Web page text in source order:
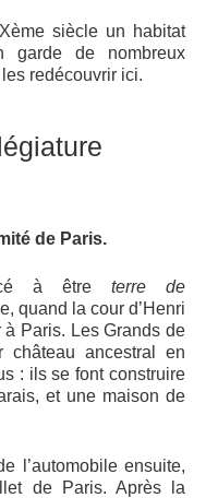
siècle un habitat
garde de nombreux
redécouvrir ici.
de Paris.
à être terre de
quand la cour d’Henri
à Paris. Les Grands de
château ancestral en
: ils se font construire
et une maison de
l’automobile ensuite,
de Paris. Après la